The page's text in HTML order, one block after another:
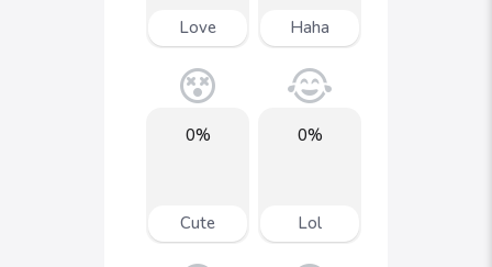
Haha
Love
0%
Lol
0%
Cute